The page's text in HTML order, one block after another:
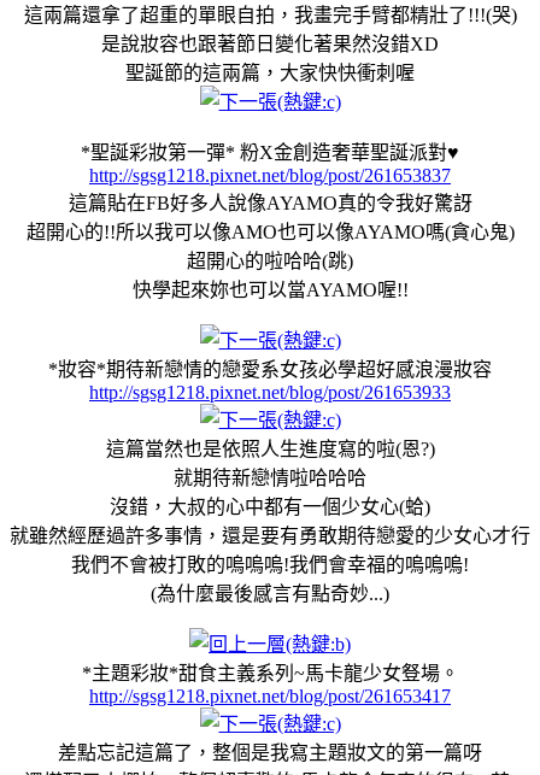
這兩篇還拿了超重的單眼自拍，我畫完手臂都精壯了!!!(哭)
是說妝容也跟著節日變化著果然沒錯XD
聖誕節的這兩篇，大家快快衝刺喔
*聖誕彩妝第一彈* 粉X金創造奢華聖誕派對♥
http://sgsg1218.pixnet.net/blog/post/261653837
這篇貼在FB好多人說像AYAMO真的令我好驚訝
超開心的!!所以我可以像AMO也可以像AYAMO嗎(貪心鬼)
超開心的啦哈哈(跳)
快學起來妳也可以當AYAMO喔!!
*妝容*期待新戀情的戀愛系女孩必學超好感浪漫妝容
http://sgsg1218.pixnet.net/blog/post/261653933
這篇當然也是依照人生進度寫的啦(恩?)
就期待新戀情啦哈哈哈
沒錯，大叔的心中都有一個少女心(蛤)
就雖然經歷過許多事情，還是要有勇敢期待戀愛的少女心才行
我們不會被打敗的嗚嗚嗚!我們會幸福的嗚嗚嗚!
(為什麼最後感言有點奇妙...)
*主題彩妝*甜食主義系列~馬卡龍少女豋場。
http://sgsg1218.pixnet.net/blog/post/261653417
差點忘記這篇了，整個是我寫主題妝文的第一篇呀